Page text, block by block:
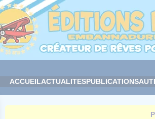
ACCUEILACTUALITESPUBLICATIONS